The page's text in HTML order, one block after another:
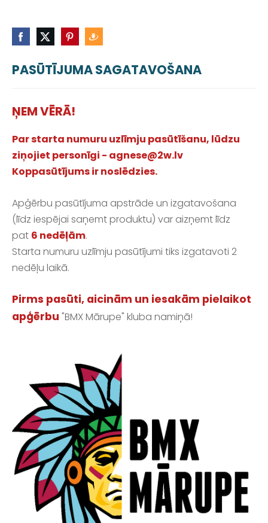
PASŪTĪJUMA SAGATAVOŠANA
ŅEM VĒRĀ!
Par starta numuru uzlīmju pasūtīšanu, lūdzu
ziņojiet personīgi - agnese@2w.lv
Koppasūtījums ir noslēdzies.
Apģērbu pasūtījuma apstrāde un izgatavošana
(līdz iespējai saņemt produktu) var aizņemt līdz
pat 6 nedēļām.
Starta numuru uzlīmju pasūtījumi tiks izgatavoti 2
nedēļu laikā.
Pirms pasūti, aicinām un iesakām pielaikot
apģērbu "BMX Mārupe" kluba namiņā!